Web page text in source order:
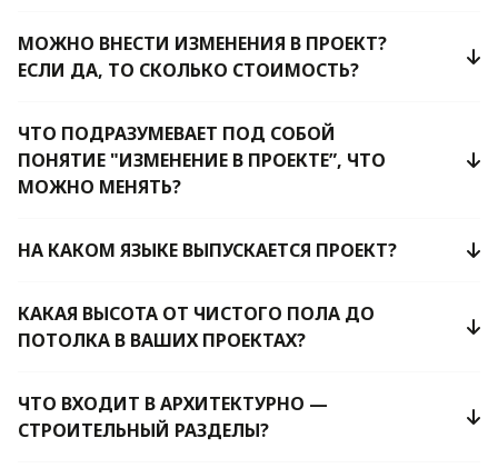
МОЖНО ВНЕСТИ ИЗМЕНЕНИЯ В ПРОЕКТ?
ЕСЛИ ДА, ТО СКОЛЬКО СТОИМОСТЬ?
ЧТО ПОДРАЗУМЕВАЕТ ПОД СОБОЙ
ПОНЯТИЕ "ИЗМЕНЕНИЕ В ПРОЕКТЕ”, ЧТО
МОЖНО МЕНЯТЬ?
НА КАКОМ ЯЗЫКЕ ВЫПУСКАЕТСЯ ПРОЕКТ?
КАКАЯ ВЫСОТА ОТ ЧИСТОГО ПОЛА ДО
ПОТОЛКА В ВАШИХ ПРОЕКТАХ?
ЧТО ВХОДИТ В АРХИТЕКТУРНО —
СТРОИТЕЛЬНЫЙ РАЗДЕЛЫ?